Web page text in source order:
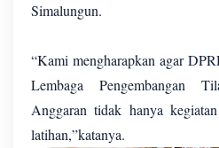
Simalungun.
“Kami mengharapkan agar
Lembaga Pengembangan
Anggaran tidak hanya
latihan,”katanya.